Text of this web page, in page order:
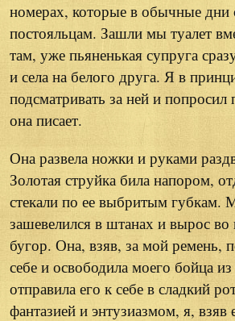
номерах, которые в обычные дни
постояльцам. Зашли мы туалет
там, уже пьяненькая супруга
и села на белого друга. Я в
подсматривать за ней и попросил
она писает.
Она развела ножки и руками
Золотая струйка била напором,
стекали по ее выбритым губкам.
зашевелился в штанах и вырос
бугор. Она, взяв, за мой ремень,
себе и освободила моего бойца
отправила его к себе в сладкий
фантазией и энтузиазмом, я, взяв